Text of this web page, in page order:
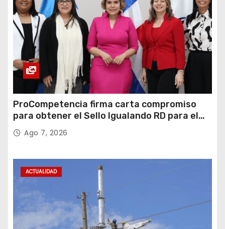
ProCompetencia firma carta compromiso
para obtener el Sello Igualando RD para el
Sector Público
Ago 7, 2026
ACTUALIDAD